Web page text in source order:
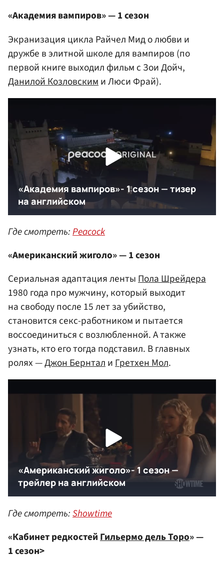
«Академия вампиров» — 1 сезон
Экранизация цикла Райчел Мид о любви и
дружбе в элитной школе для вампиров (по
первой книге выходил фильм с Зои Дойч,
Данилой Козловским и Люси Фрай).
Где смотреть:Peacock
«Американский жиголо» — 1 сезон
Сериальная адаптация лентыПола Шрейдера
1980 года про мужчину, который выходит
на свободу после 15 лет за убийство,
становится секс-работником и пытается
воссоединиться с возлюбленной. А также
узнать, кто его тогда подставил. В главных
ролях —Джон БернталиГретхен Мол.
Где смотреть:Showtime
«Кабинет редкостейГильермо дель Торо» —
1 сезон>